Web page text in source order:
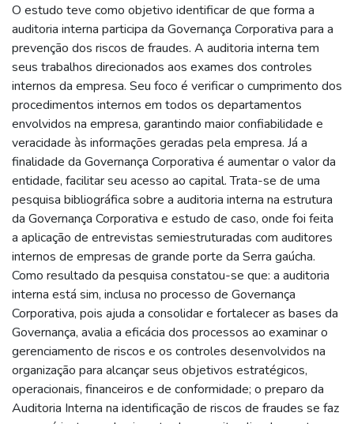
O estudo teve como objetivo identificar de que forma a
auditoria interna participa da Governança Corporativa para a
prevenção dos riscos de fraudes. A auditoria interna tem
seus trabalhos direcionados aos exames dos controles
internos da empresa. Seu foco é verificar o cumprimento dos
procedimentos internos em todos os departamentos
envolvidos na empresa, garantindo maior confiabilidade e
veracidade às informações geradas pela empresa. Já a
finalidade da Governança Corporativa é aumentar o valor da
entidade, facilitar seu acesso ao capital. Trata-se de uma
pesquisa bibliográfica sobre a auditoria interna na estrutura
da Governança Corporativa e estudo de caso, onde foi feita
a aplicação de entrevistas semiestruturadas com auditores
internos de empresas de grande porte da Serra gaúcha.
Como resultado da pesquisa constatou-se que: a auditoria
interna está sim, inclusa no processo de Governança
Corporativa, pois ajuda a consolidar e fortalecer as bases da
Governança, avalia a eficácia dos processos ao examinar o
gerenciamento de riscos e os controles desenvolvidos na
organização para alcançar seus objetivos estratégicos,
operacionais, financeiros e de conformidade; o preparo da
Auditoria Interna na identificação de riscos de fraudes se faz